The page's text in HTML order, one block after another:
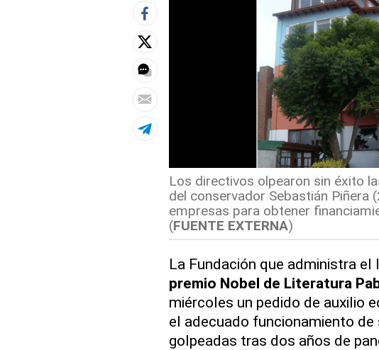
Los directivos olpearon sin éxito
del conservador Sebastián Piñera
empresas para obtener
(FUENTE EXTERNA)
La Fundación que administra
premio Nobel de Literatura
miércoles un pedido de auxilio
el adecuado funcionamiento
golpeadas tras dos años de